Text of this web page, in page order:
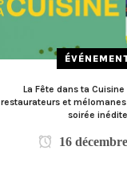
La Fête dans ta Cuisine
restaurateurs et mélomanes
soirée inédite
16